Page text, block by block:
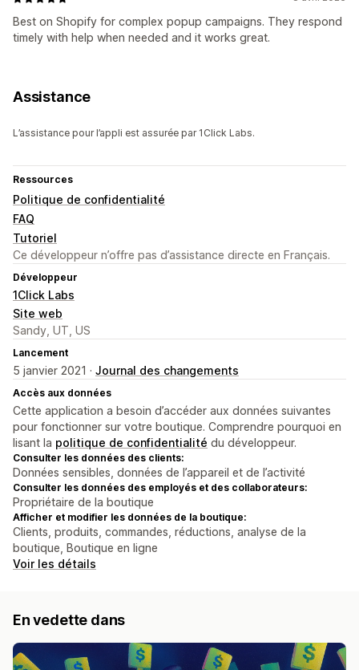
Best on Shopify for complex popup campaigns. They respond
timely with help when needed and it works great.
Assistance
L’assistance pour l’appli est assurée par 1Click Labs.
Ressources
Politique de confidentialité
FAQ
Tutoriel
Ce développeur n’offre pas d’assistance directe en Français.
Développeur
1Click Labs
Site web
Sandy, UT, US
Lancement
5 janvier 2021 · Journal des changements
Accès aux données
Cette application a besoin d’accéder aux données suivantes
pour fonctionner sur votre boutique. Comprendre pourquoi en
lisant la politique de confidentialité du développeur.
Consulter les données des clients:
Données sensibles, données de l’appareil et de l’activité
Consulter les données des employés et des collaborateurs:
Propriétaire de la boutique
Afficher et modifier les données de la boutique:
Clients, produits, commandes, réductions, analyse de la
boutique, Boutique en ligne
Voir les détails
En vedette dans